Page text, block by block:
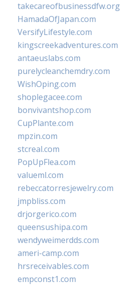
takecareofbusinessdfw.org
HamadaOfJapan.com
VersifyLifestyle.com
kingscreekadventures.com
antaeuslabs.com
purelycleanchemdry.com
WishOping.com
shoplegacee.com
bonvivantshop.com
CupPlante.com
mpzin.com
stcreal.com
PopUpFlea.com
valueml.com
rebeccatorresjewelry.com
jmpbliss.com
drjorgerico.com
queensushipa.com
wendyweimerdds.com
ameri-camp.com
hrsreceivables.com
empconst1.com